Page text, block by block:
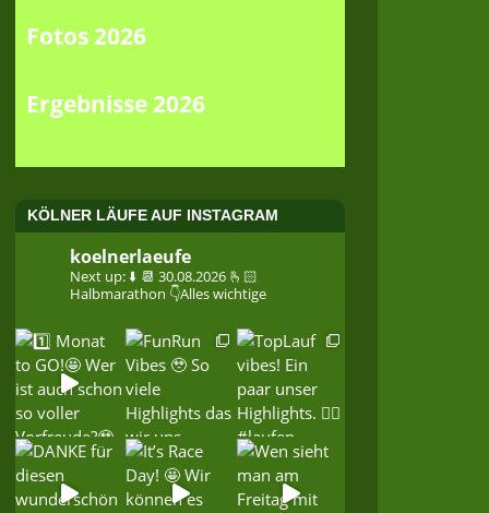
Fotos 2026
Ergebnisse 2026
KÖLNER LÄUFE AUF INSTAGRAM
koelnerlaeufe
Next up: ⬇️ 📆 30.08.2026 🫰🏻
Halbmarathon 👇Alles wichtige